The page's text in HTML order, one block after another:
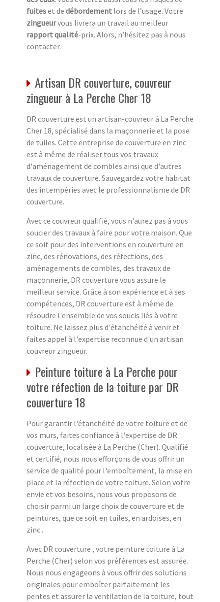
fuiteset de débordement lors de l’usage. Votre
zingueurvous livrera un travail au meilleur
rapport qualité-prix. Alors, n’hésitez pas à nous
contacter.
Artisan DR couverture, couvreur
zingueur à La Perche Cher 18
DR couverture est un artisan-couvreur à La Perche
Cher 18, spécialisé dans la maçonnerie et la pose
de tuiles. Cette entreprise de couverture en zinc
est à même de réaliser tous vos travaux
d'aménagement de combles ainsi que d'autres
travaux de couverture. Sauvegardez votre habitat
des intempéries avec le professionnalisme de DR
couverture.
Avec ce couvreur qualifié, vous n'aurez pas à vous
soucier des travaux à faire pour votre maison. Que
ce soit pour des interventions en couverture en
zinc, des rénovations, des réfections, des
aménagements de combles, des travaux de
maçonnerie, DR couverture vous assure le
meilleur service. Grâce à son expérience et à ses
compétences, DR couverture est à même de
résoudre l'ensemble de vos soucis liés à votre
toiture. Ne laissez plus d'étanchéité à venir et
faites appel à l'expertise reconnue d'un artisan
couvreur zingueur.
Peinture toiture à La Perche pour
votre réfection de la toiture par DR
couverture 18
Pour garantir l'étanchéité de votre toiture et de
vos murs, faites confiance à l'expertise de DR
couverture, localisée à La Perche (Cher). Qualifié
et certifié, nous nous efforçons de vous offrir un
service de qualité pour l'emboîtement, la mise en
place et la réfection de votre toiture. Selon votre
envie et vos besoins, nous vous proposons de
choisir parmi un large choix de couverture et de
peintures, que ce soit en tuiles, en ardoises, en
zinc...
Avec DR couverture , votre peinture toiture à La
Perche (Cher) selon vos préférences est assurée.
Nous nous engageons à vous offrir des solutions
originales pour emboîter parfaitement les
pentes et assurer la ventilation de la toiture, tout